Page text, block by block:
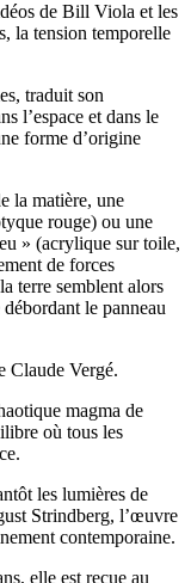
de Bill Viola et les
la tension temporelle
traduit son
l’espace et dans le
forme d’origine
la matière, une
rouge) ou une
» (acrylique sur toile,
de forces
terre semblent alors
le panneau
Claude Vergé.
magma de
où tous les
les lumières de
Strindberg, l’œuvre
contemporaine.
elle est reçue au